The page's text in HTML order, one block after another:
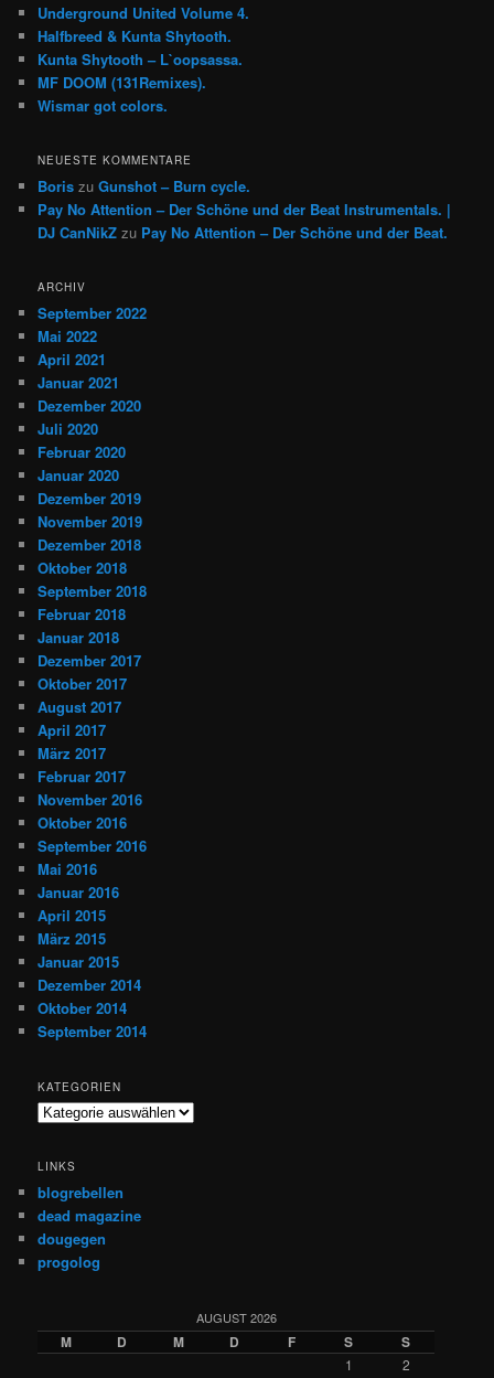
Underground United Volume 4.
Halfbreed & Kunta Shytooth.
Kunta Shytooth – L​`​oopsassa.
MF DOOM (131Remixes).
Wismar got colors.
NEUESTE KOMMENTARE
Boris zuGunshot – Burn cycle.
Pay No Attention – Der Schöne und der Beat Instrumentals. |
DJ CanNikZ zu Pay No Attention – Der Schöne und der Beat.
ARCHIV
September 2022
Mai 2022
April 2021
Januar 2021
Dezember 2020
Juli 2020
Februar 2020
Januar 2020
Dezember 2019
November 2019
Dezember 2018
Oktober 2018
September 2018
Februar 2018
Januar 2018
Dezember 2017
Oktober 2017
August 2017
April 2017
März 2017
Februar 2017
November 2016
Oktober 2016
September 2016
Mai 2016
Januar 2016
April 2015
März 2015
Januar 2015
Dezember 2014
Oktober 2014
September 2014
KATEGORIEN
Kategorien
LINKS
blogrebellen
dead magazine
dougegen
progolog
AUGUST 2026
M D M D F S S
1
2